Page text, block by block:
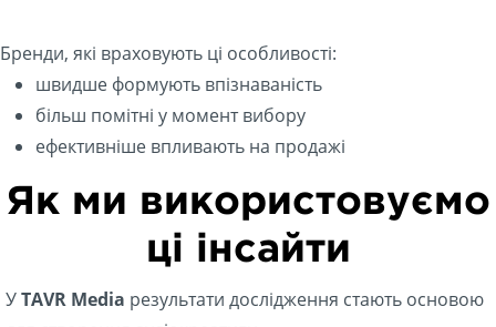
Бренди, які враховують ці особливості:
швидше формують впізнаваність
більш помітні у момент вибору
ефективніше впливають на продажі
Як ми використовуємо
ці інсайти
УTAVR Media результати дослідження стають основою